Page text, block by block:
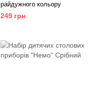
райдужного кольору
249 грн